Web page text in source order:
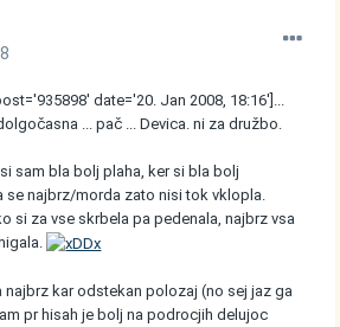
date='20. Jan 2008, 18:16']...
... pač ... Devica. ni za družbo.
sam bla bolj plaha, ker si bla bolj
se najbrz/morda zato nisi tok vklopla.
si za vse skrbela pa pedenala, najbrz vsa
najbrz kar odstekan polozaj (no sej jaz ga
pr hisah je bolj na podrocjih delujoc